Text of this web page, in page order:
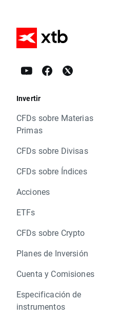
Invertir
CFDs sobre Materias
Primas
CFDs sobre Divisas
CFDs sobre Índices
Acciones
ETFs
CFDs sobre Crypto
Planes de Inversión
Cuenta y Comisiones
Especificación de
instrumentos